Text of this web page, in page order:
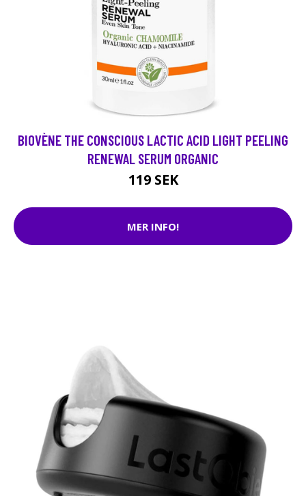
BIOVÈNE THE CONSCIOUS LACTIC ACID LIGHT PEELING
RENEWAL SERUM ORGANIC
119 SEK
MER INFO!